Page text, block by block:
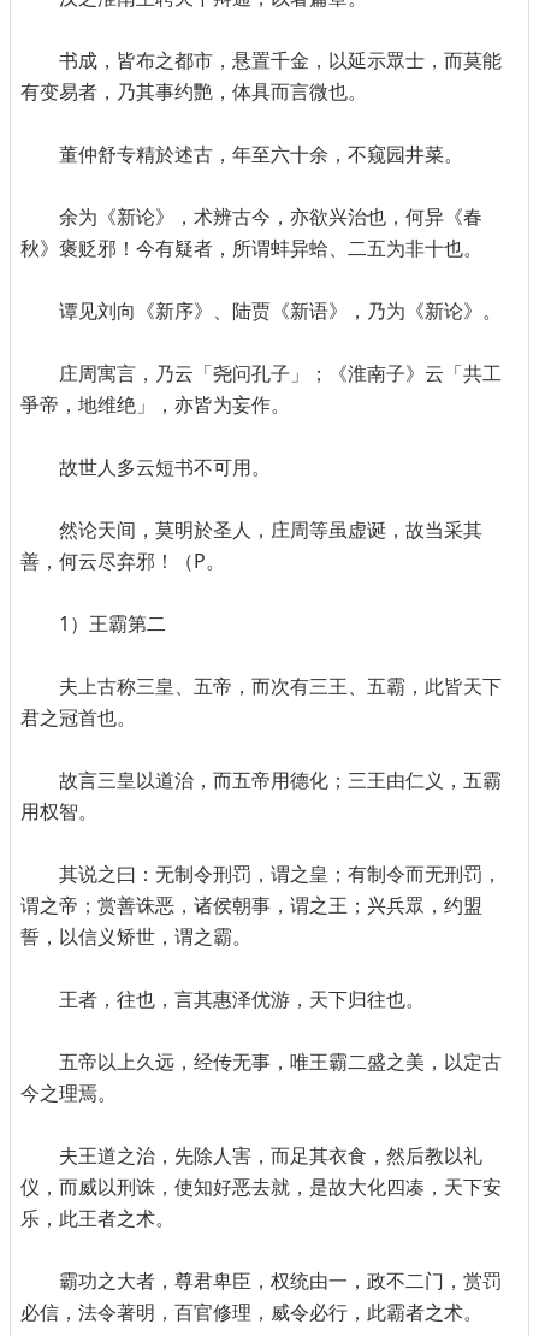
书成，皆布之都市，悬置千金，以延示眾士，而莫能
有变易者，乃其事约艷，体具而言微也。
董仲舒专精於述古，年至六十余，不窥园井菜。
余为《新论》，术辨古今，亦欲兴治也，何异《春
秋》褒贬邪！今有疑者，所谓蚌异蛤、二五为非十也。
谭见刘向《新序》、陆贾《新语》，乃为《新论》。
庄周寓言，乃云「尧问孔子」；《淮南子》云「共工
爭帝，地维绝」，亦皆为妄作。
故世人多云短书不可用。
然论天间，莫明於圣人，庄周等虽虚诞，故当采其
善，何云尽弃邪！（P。
1）王霸第二
夫上古称三皇、五帝，而次有三王、五霸，此皆天下
君之冠首也。
故言三皇以道治，而五帝用德化；三王由仁义，五霸
用权智。
其说之曰：无制令刑罚，谓之皇；有制令而无刑罚，
谓之帝；赏善诛恶，诸侯朝事，谓之王；兴兵眾，约盟
誓，以信义矫世，谓之霸。
王者，往也，言其惠泽优游，天下归往也。
五帝以上久远，经传无事，唯王霸二盛之美，以定古
今之理焉。
夫王道之治，先除人害，而足其衣食，然后教以礼
仪，而威以刑诛，使知好恶去就，是故大化四凑，天下安
乐，此王者之术。
霸功之大者，尊君卑臣，权统由一，政不二门，赏罚
必信，法令著明，百官修理，威令必行，此霸者之术。